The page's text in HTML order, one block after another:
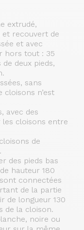
extrudé,
recouvert de
et avec
hors tout : 35
deux pieds,
sans
cloisons n’est
avec des
cloisons entre
de
des pieds bas
hauteur 180
connectées
de la partie
de longueur 130
de la cloison.
noire ou